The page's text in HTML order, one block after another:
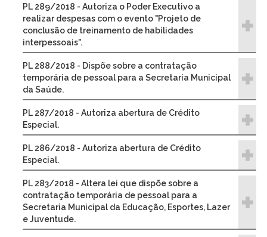
PL 289/2018 - Autoriza o Poder Executivo a
realizar despesas com o evento "Projeto de
conclusão de treinamento de habilidades
interpessoais".
PL 288/2018 - Dispõe sobre a contratação
temporária de pessoal para a Secretaria Municipal
da Saúde.
PL 287/2018 - Autoriza abertura de Crédito
Especial.
PL 286/2018 - Autoriza abertura de Crédito
Especial.
PL 283/2018 - Altera lei que dispõe sobre a
contratação temporária de pessoal para a
Secretaria Municipal da Educação, Esportes, Lazer
e Juventude.